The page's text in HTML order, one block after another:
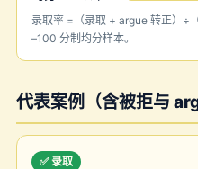
录取率 =（录取 + argue 转正）÷
–100 分制均分样本。
代表案例（含被拒与
✅ 录取